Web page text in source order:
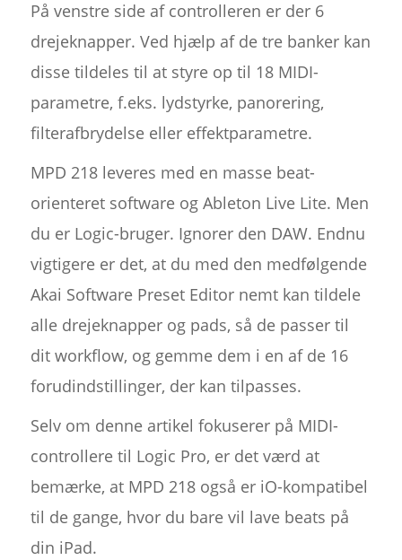
På venstre side af controlleren er der 6
drejeknapper. Ved hjælp af de tre banker kan
disse tildeles til at styre op til 18 MIDI-
parametre, f.eks. lydstyrke, panorering,
filterafbrydelse eller effektparametre.
MPD 218 leveres med en masse beat-
orienteret software og Ableton Live Lite. Men
du er Logic-bruger. Ignorer den DAW. Endnu
vigtigere er det, at du med den medfølgende
Akai Software Preset Editor nemt kan tildele
alle drejeknapper og pads, så de passer til
dit workflow, og gemme dem i en af de 16
forudindstillinger, der kan tilpasses.
Selv om denne artikel fokuserer på MIDI-
controllere til Logic Pro, er det værd at
bemærke, at MPD 218 også er iO-kompatibel
til de gange, hvor du bare vil lave beats på
din iPad.